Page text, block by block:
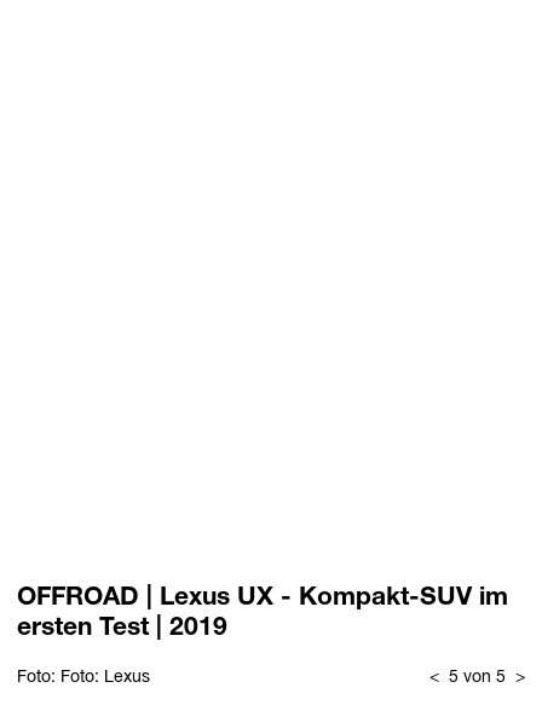
OFFROAD | Lexus UX - Kompakt-SUV im
ersten Test | 2019
Foto: Foto: Lexus < 5 von 5 >